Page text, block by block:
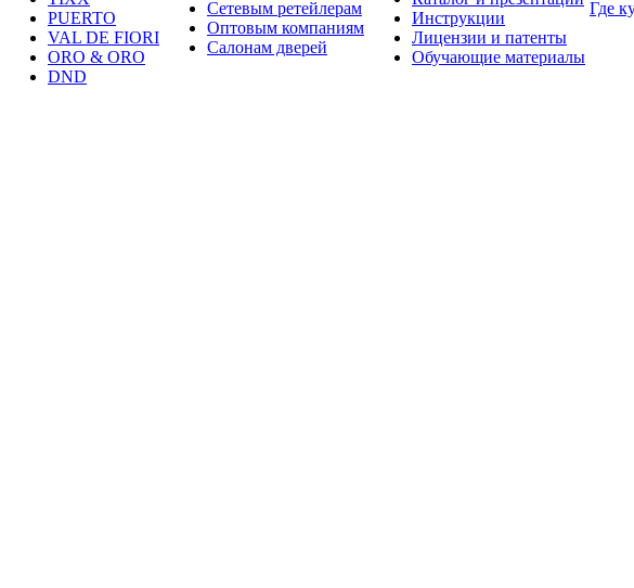
PUERTO
VAL DE FIORI
ORO & ORO
DND
Сетевым ретейлерам
Оптовым компаниям
Салонам дверей
Инструкции
Лицензии и патенты
Обучающие материалы
Где